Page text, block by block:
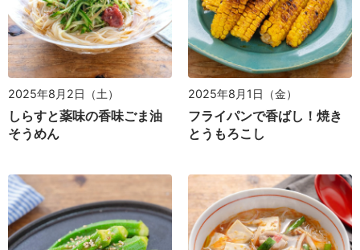
2025年8月2日（土）
しらすと薬味の香味ごま油
そうめん
2025年8月1日（金）
フライパンで香ばし！焼き
とうもろこし